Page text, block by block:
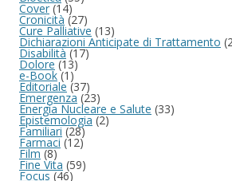
Cover(14)
Cronicità (27)
Cure Palliative (13)
Dichiarazioni Anticipate di Trattamento
Disabilità(17)
Dolore(13)
e-Book(1)
Editoriale (37)
Emergenza (23)
Energia Nucleare e Salute (33)
Epistemologia(2)
Familiari(28)
Farmaci(12)
Film(8)
Fine Vita (59)
Focus(46)